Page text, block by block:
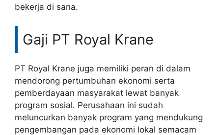
bekerja di sana.
Gaji PT Royal Krane
PT Royal Krane juga memiliki peran di dalam
mendorong pertumbuhan ekonomi serta
pemberdayaan masyarakat lewat banyak
program sosial. Perusahaan ini sudah
meluncurkan banyak program yang mendukung
pengembangan pada ekonomi lokal semacam